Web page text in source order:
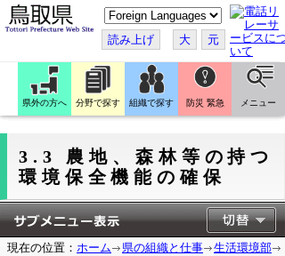
こ
の
ペ
ー
ジ
翻
訳
す
読み上げ 大 元
県外の方へ 分野で探す 組織で探す 防災 緊急 メニュー
3.3 農地、森林等の持つ
環境保全機能の確保
現在の位置： ホーム 県の組織と仕事
生活環境部